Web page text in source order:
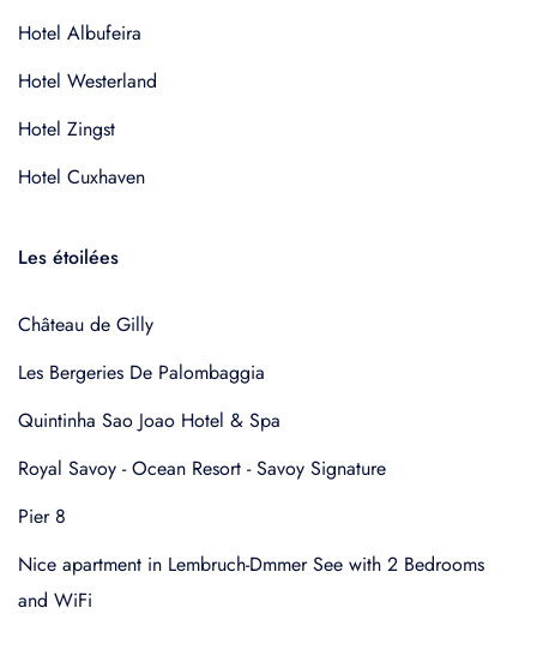
Hotel Albufeira
Hotel Westerland
Hotel Zingst
Hotel Cuxhaven
Les étoilées
Château de Gilly
Les Bergeries De Palombaggia
Quintinha Sao Joao Hotel & Spa
Royal Savoy - Ocean Resort - Savoy Signature
Pier 8
Nice apartment in Lembruch-Dmmer See with 2 Bedrooms
and WiFi